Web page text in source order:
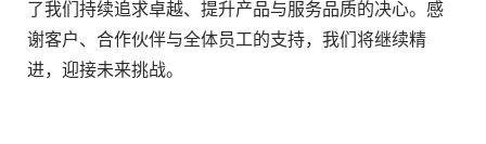
了我们持续追求卓越、提升产品与服务品质的决心。感
谢客户、合作伙伴与全体员工的支持，我们将继续精
进，迎接未来挑战。